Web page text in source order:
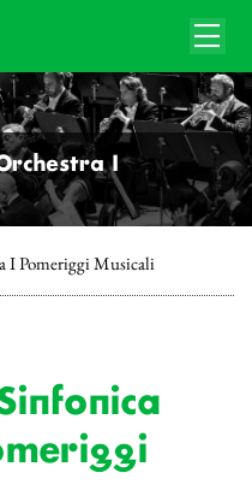
I
I Pomeriggi Musicali